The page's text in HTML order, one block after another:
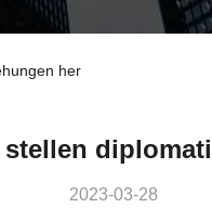
her
2023-03-28